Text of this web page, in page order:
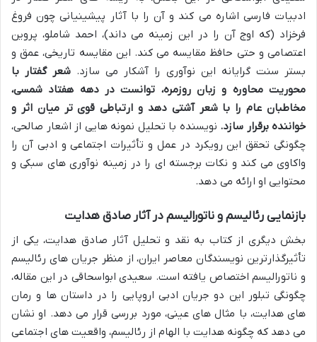
ادبیات فارسی اشاره می کند و آن را با آثار پیشینیانی چون فروغ
فرخزاد (که اوج آن را در این زمینه می داند)، احمد شاملو، پروین
اعتصامی و حتی حافظ مقایسه می کند. این مقایسه تاریخی، عمق و
بستر سنت گرایانه این نوآوری را آشکار می سازد. شعر گفتار با
محوریت محاوره و زبان روزمره، توانست در دهه هفتاد شمسی،
مخاطبان عام را با شعر آشتی دهد و ارتباطی قوی تر میان اثر و
خواننده برقرار سازد. نویسنده با تحلیل نمونه هایی از اشعار صالحی،
چگونگی تحقق این رویکرد در عمل و تأثیرات اجتماعی و ادبی آن را
واکاوی می کند و نکات برجسته ای را در زمینه نوآوری های سبکی و
محتوایی او ارائه می دهد.
بازنمایی رئالیسم و ناتورالیسم در آثار صادق هدایت
بخش دیگری از کتاب به نقد و تحلیل آثار صادق هدایت، یکی از
تأثیرگذارترین نویسندگان معاصر ایران، از منظر جریان های رئالیسم
و ناتورالیسم اختصاص یافته است. سعیدی ابواسحاقی در این مقاله،
چگونگی تبلور این دو جریان ادبی اروپایی را در داستان ها و رمان
های هدایت، با مثال های عینی، مورد بررسی قرار می دهد. او نشان
می دهد که چگونه هدایت با الهام از رئالیسم، واقعیت های اجتماعی